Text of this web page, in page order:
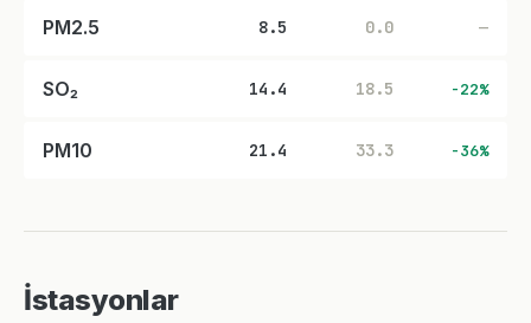
PM2.5 8.5 0.0 —
SO₂ 14.4 18.5 -22%
PM10 21.4 33.3 -36%
İstasyonlar